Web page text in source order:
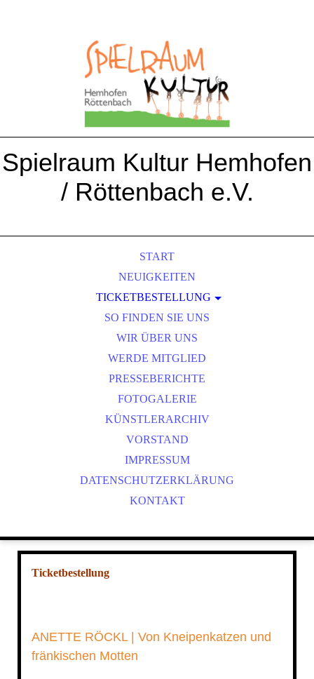
Spielraum Kultur Hemhofen
/ Röttenbach e.V.
START
NEUIGKEITEN
TICKETBESTELLUNG
NOBUTTHEFROG - TICKETBESTELLUNG
ANETTE RÖCKL - TICKETBESTELLUNG
SO FINDEN SIE UNS
WIR ÜBER UNS
WERDE MITGLIED
PRESSEBERICHTE
FOTOGALERIE
KÜNSTLERARCHIV
VORSTAND
IMPRESSUM
DATENSCHUTZERKLÄRUNG
KONTAKT
Ticketbestellung
ANETTE RÖCKL | Von Kneipenkatzen und
fränkischen Motten